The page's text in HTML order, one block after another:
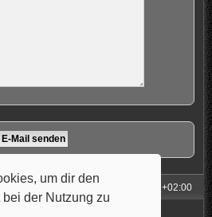
um dir den
der Nutzung zu
UTC+02:00